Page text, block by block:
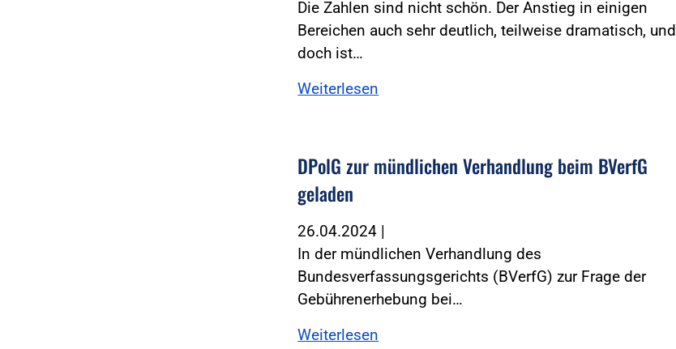
Die Zahlen sind nicht schön. Der Anstieg in einigen
Bereichen auch sehr deutlich, teilweise dramatisch, und
doch ist…
Weiterlesen
DPolG zur mündlichen Verhandlung beim BVerfG
geladen
26.04.2024 |
In der mündlichen Verhandlung des
Bundesverfassungsgerichts (BVerfG) zur Frage der
Gebührenerhebung bei…
Weiterlesen